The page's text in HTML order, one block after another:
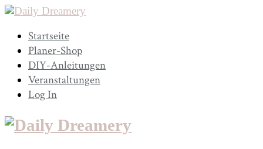
Startseite
Planer-Shop
DIY-Anleitungen
Veranstaltungen
Log In